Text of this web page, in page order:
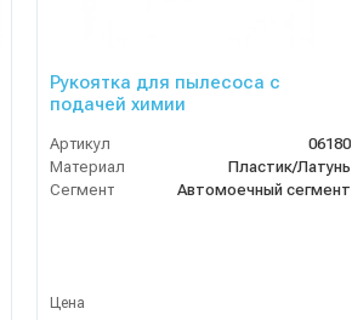
Рукоятка для пылесоса c
подачей химии
Артикул
06180
Материал
Пластик/Латунь
Сегмент
Автомоечный сегмент
Цена